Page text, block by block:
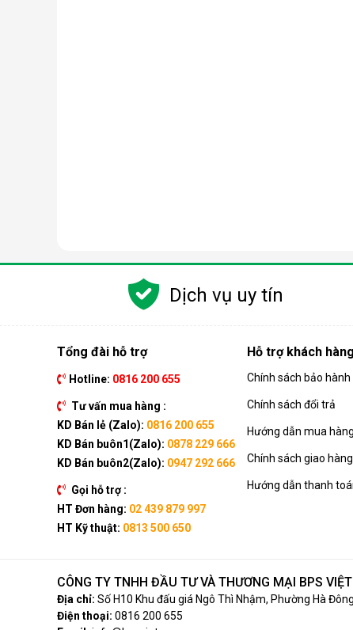
Dịch vụ uy tín
Tổng đài hỗ trợ
Hotline: 0816 200 655
Tư vấn mua hàng :
KD Bán lẻ (Zalo): 0816 200 655
KD Bán buôn1(Zalo): 0878 229 666
KD Bán buôn2(Zalo): 0947 292 666
Gọi hỗ trợ :
HT Đơn hàng: 02 439 879 997
HT Kỹ thuật: 0813 500 650
Hỗ trợ khách hàng
Chính sách bảo hành
Chính sách đổi trả
Hướng dẫn mua
Chính sách giao hàng
Hướng dẫn thanh
CÔNG TY TNHH ĐẦU TƯ VÀ THƯƠNG MẠI BPS
Địa chỉ: Số H10 Khu đấu giá Ngô Thì Nhậm, Phường Hà
Điện thoại: 0816 200 655